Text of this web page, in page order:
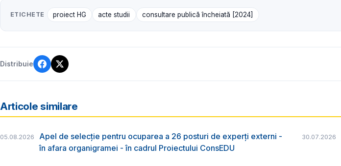
ETICHETE proiect HG acte studii consultare publică încheiată [2024]
Distribuie
Articole similare
05.08.2026
Apel de selecție pentru ocuparea a 26 posturi de experți externi -
în afara organigramei - în cadrul Proiectului ConsEDU
30.07.2026